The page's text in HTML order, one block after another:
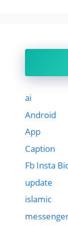
ai
Android
App
Caption
Fb Insta
update
islamic